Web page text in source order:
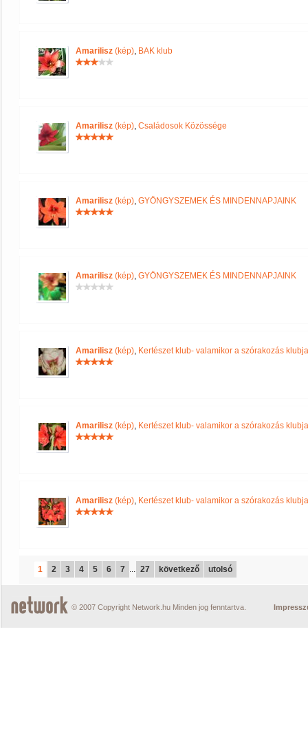
Amarilisz (kép), BAK klub
Amarilisz (kép), Családosok Közössége
Amarilisz (kép), GYÖNGYSZEMEK ÉS MINDENNAPJAINK
Amarilisz (kép), GYÖNGYSZEMEK ÉS MINDENNAPJAINK
Amarilisz (kép), Kertészet klub- valamikor a szórakozás
Amarilisz (kép), Kertészet klub- valamikor a szórakozás
Amarilisz (kép), Kertészet klub- valamikor a szórakozás
1 2 3 4 5 6 7 ... 27 következő utolsó
© 2007 Copyright Network.hu Minden jog fenntartva.